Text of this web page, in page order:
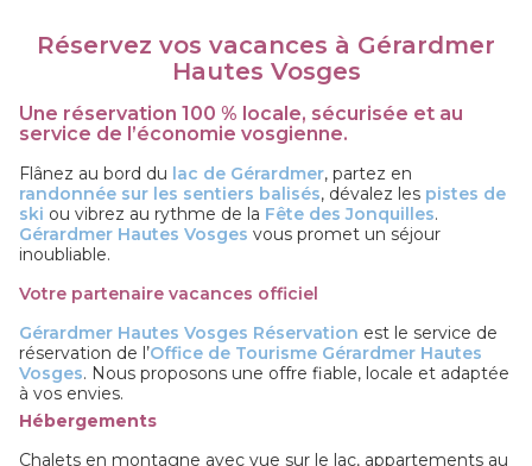
Réservez vos vacances à Gérardmer
Hautes Vosges
Une réservation 100 % locale, sécurisée et au
service de l’économie vosgienne.
Flânez au bord du lac de Gérardmer, partez en
randonnée sur les sentiers balisés, dévalez les pistes de
ski ou vibrez au rythme de la Fête des Jonquilles.
Gérardmer Hautes Vosges vous promet un séjour
inoubliable.
Votre partenaire vacances officiel
Gérardmer Hautes Vosges Réservation est le service de
réservation de l’Office de Tourisme Gérardmer Hautes
Vosges. Nous proposons une offre fiable, locale et adaptée
à vos envies.
Hébergements
Chalets en montagne avec vue sur le lac, appartements au